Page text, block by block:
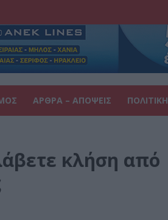
ΑΡΘΡΑ – ΑΠΟΨΕΙΣ ΠΟΛΙΤΙΚΗ
κλήση από